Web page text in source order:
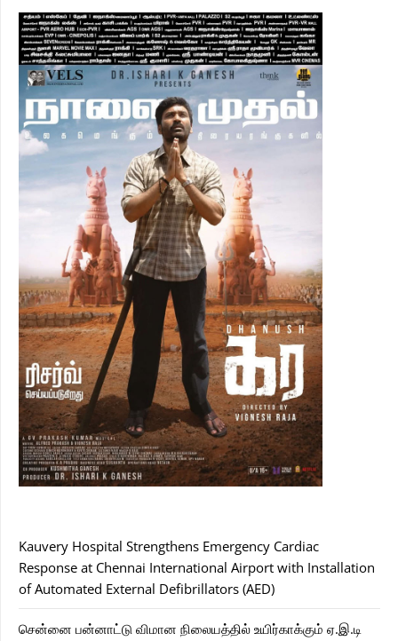
Kauvery Hospital Strengthens Emergency Cardiac
Response at Chennai International Airport with Installation
of Automated External Defibrillators (AED)
சென்னை பன்னாட்டு விமான நிலையத்தில் உயிர்காக்கும் ஏ.இ.டி